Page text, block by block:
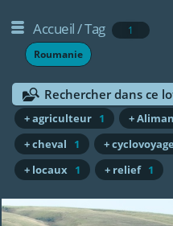
Accueil/Tag
1
Roumanie
Rechercher dans ce
+ agriculteur 1 + Aliman
+ cheval
1 +
+ locaux 1 + relief 1